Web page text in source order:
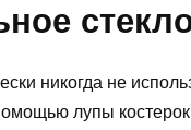
никогда не
лупы